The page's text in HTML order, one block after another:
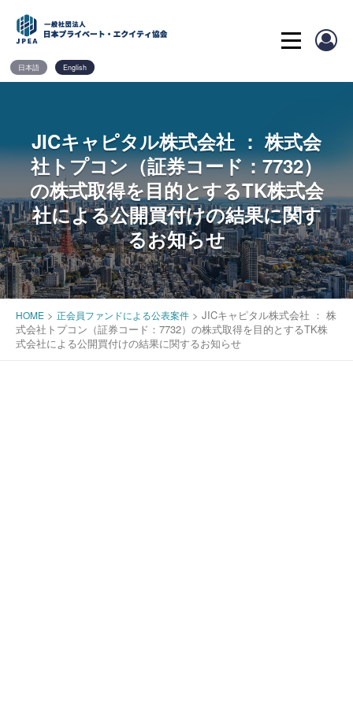
content
日本語 English
JICキャピタル株式会社 ： 株式会
社トプコン（証券コード：7732）
の株式取得を目的とするTK株式会
社による公開買付けの結果に関す
るお知らせ
HOME > 正会員ファンドによる公表案件 > JICキャピタル株式会社 ： 株
式会社トプコン（証券コード：7732）の株式取得を目的とするTK株
式会社による公開買付けの結果に関するお知らせ